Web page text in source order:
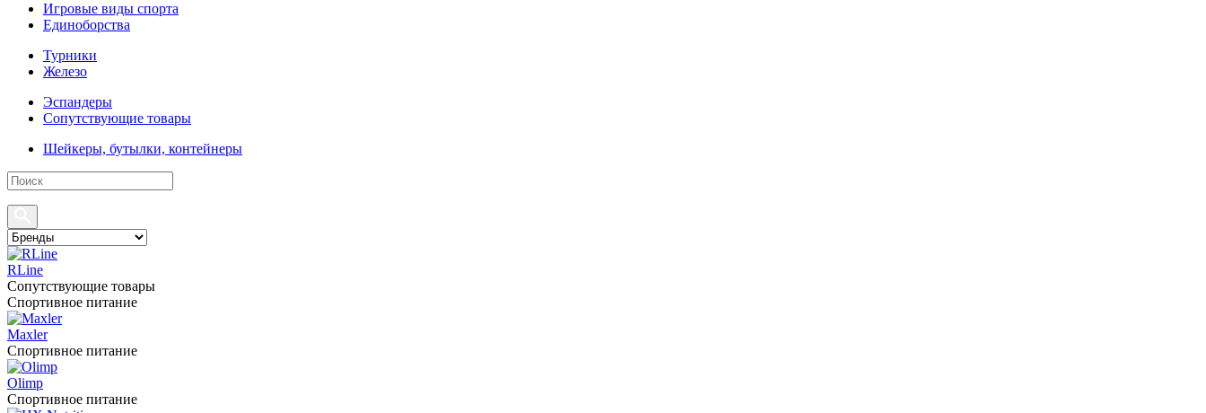
Игровые виды спорта
Единоборства
Турники
Железо
Эспандеры
Сопутствующие товары
Шейкеры, бутылки, контейнеры
RLine
Сопутствующие товары
Спортивное питание
Maxler
Спортивное питание
Olimp
Спортивное питание